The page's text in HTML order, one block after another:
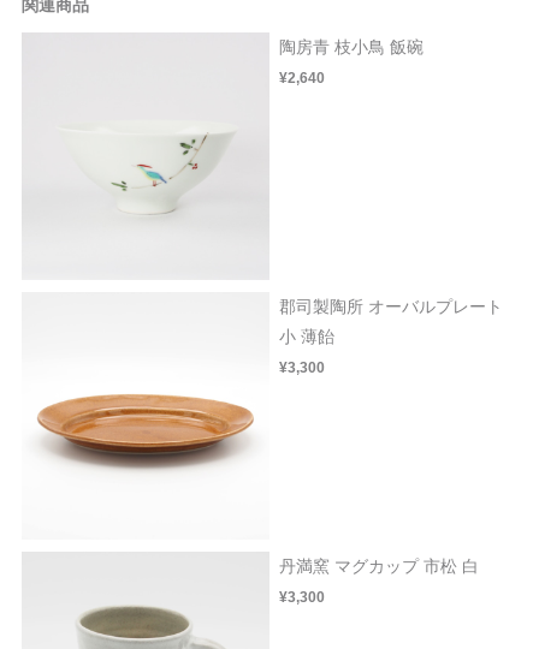
関連商品
陶房青 枝小鳥 飯碗
¥2,640
郡司製陶所 オーバルプレート
小 薄飴
¥3,300
丹満窯 マグカップ 市松 白
¥3,300